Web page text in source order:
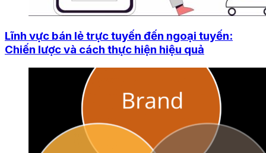
Lĩnh vực bán lẻ trực tuyến đến ngoại tuyến:
Chiến lược và cách thực hiện hiệu quả